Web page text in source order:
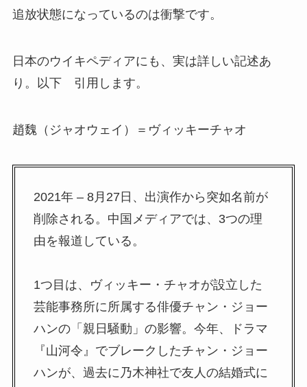
追放状態になっているのは衝撃です。
日本のウイキペディアにも、実は詳しい記述あ
り。以下 引用します。
趙魏（ジャオウェイ）＝ヴィッキーチャオ
2021年 – 8月27日、出演作から突如名前が
削除される。中国メディアでは、3つの理
由を報道している。
1つ目は、ヴィッキー・チャオが設立した
芸能事務所に所属する俳優チャン・ジョー
ハンの「親日騒動」の影響。今年、ドラマ
『山河令』でブレークしたチャン・ジョー
ハンが、過去に乃木神社で友人の結婚式に